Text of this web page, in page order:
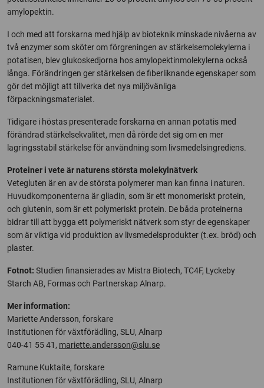
amylopektin.
I och med att forskarna med hjälp av bioteknik minskade nivåerna av
två enzymer som sköter om förgreningen av stärkelsemolekylerna i
potatisen, blev glukoskedjorna hos amylopektinmolekylerna också
långa. Förändringen ger stärkelsen de fiberliknande egenskaper som
gör det möjligt att tillverka det nya miljövänliga
förpackningsmaterialet.
Tidigare i höstas presenterade forskarna en annan potatis med
förändrad stärkelsekvalitet, men då rörde det sig om en mer
lagringsstabil stärkelse för användning som livsmedelsingrediens.
Proteiner i vete är naturens största molekylnätverk
Vetegluten är en av de största polymerer man kan finna i naturen.
Huvudkomponenterna är gliadin, som är ett monomeriskt protein,
och glutenin, som är ett polymeriskt protein. De båda proteinerna
bidrar till att bygga ett polymeriskt nätverk som styr de egenskaper
som är viktiga vid produktion av livsmedelsprodukter (t.ex. bröd) och
plaster.
Fotnot: Studien finansierades av Mistra Biotech, TC4F, Lyckeby
Starch AB, Formas och Partnerskap Alnarp.
Mer information:
Mariette Andersson, forskare
Institutionen för växtförädling, SLU, Alnarp
040-41 55 41, mariette.andersson@slu.se
Ramune Kuktaite, forskare
Institutionen för växtförädling, SLU, Alnarp